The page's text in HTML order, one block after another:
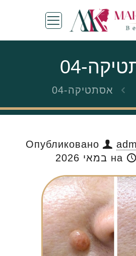
04
אסתטיקה-04
Опубликовано
на